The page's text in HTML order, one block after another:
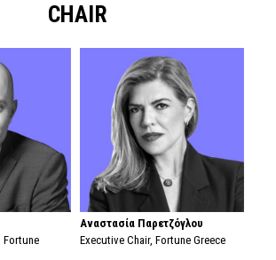
CHAIR
Fortune
Αναστασία Παρετζόγλου
Executive Chair, Fortune Greece